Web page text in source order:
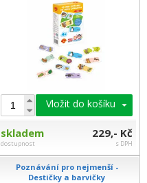
Vložit do košíku
skladem
dostupnost
229,- Kč
s DPH
Poznávání pro nejmenší -
Destičky a barvičky